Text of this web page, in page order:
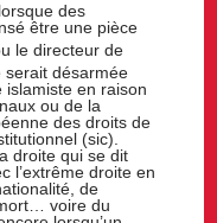
des
être une pièce
le directeur de
serait désarmée
en raison
ou de la
des droits de
(sic).
droite qui se dit
l’extrême droite en
de
voire du